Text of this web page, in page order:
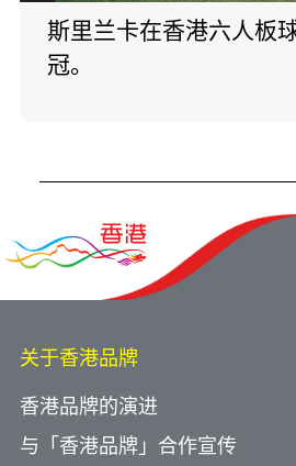
斯里兰卡在香港六人板
冠。
关于香港品牌
香港品牌的演进
与「香港品牌」合作宣传